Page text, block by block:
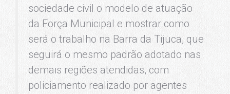
sociedade civil o modelo de atuação
da Força Municipal e mostrar como
será o trabalho na Barra da Tijuca, que
seguirá o mesmo padrão adotado nas
demais regiões atendidas, com
policiamento realizado por agentes